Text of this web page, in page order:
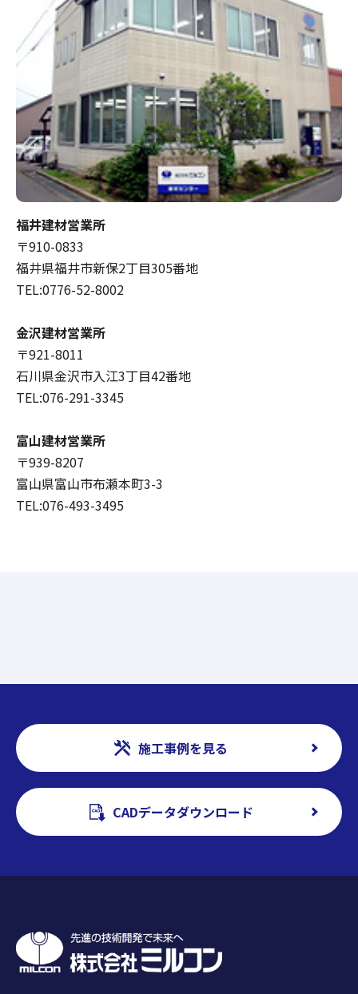
福井建材営業所
〒910-0833
福井県福井市新保2丁目305番地
TEL:0776-52-8002
金沢建材営業所
〒921-8011
石川県金沢市入江3丁目42番地
TEL:076-291-3345
富山建材営業所
〒939-8207
富山県富山市布瀬本町3-3
TEL:076-493-3495
施工事例を見る
CADデータダウンロード